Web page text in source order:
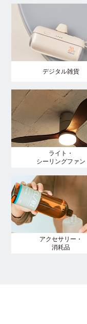
デジタル雑貨
ライト・
シーリングファン
アクセサリー・
消耗品